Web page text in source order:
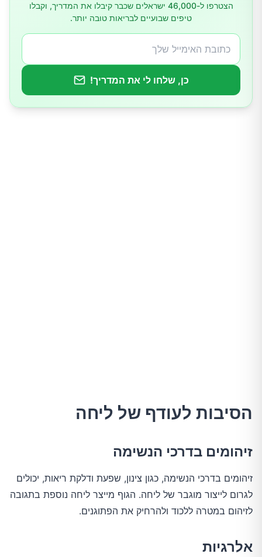
מקלחת חמה
שימוש בתרופות
הצטרפו ל-46,000 ישראלים שכבר קיבלו את המדריך, וקבלו
טיפים שבועיים לבריאות טובה יותר.
כן, שלחו לי את המדריך!
הסיבות לעודף של ליחה
זיהומים בדרכי הנשימה
זיהומים בדרכי הנשימה, כגון צינון, שפעת ודלקת ריאות, יכולים
לגרום לייצור מוגבר של ליחה. הגוף מייצר ליחה נוספת בתגובה
לזיהום במטרה ללכוד ולהרחיק את הפתוגנים.
אלרגיות